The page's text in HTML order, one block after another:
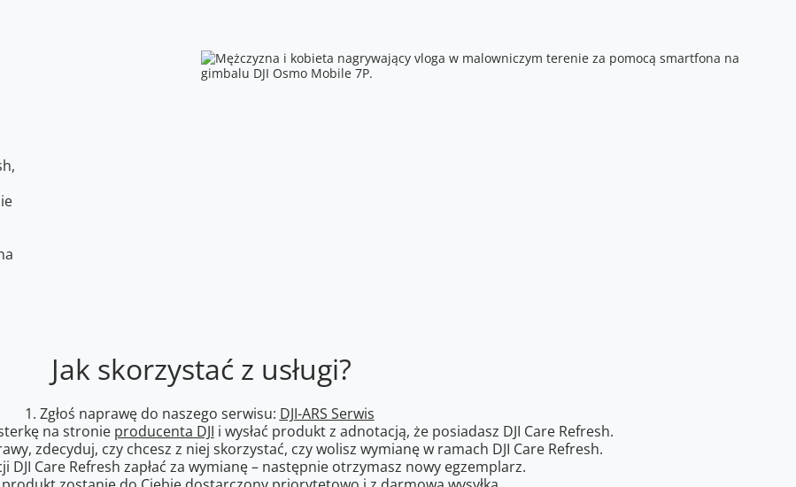
Jak skorzystać z usługi?
1. Zgłoś naprawę do naszego serwisu: DJI-ARS Serwis
na stronie producenta DJI i wysłać produkt z adnotacją, że posiadasz DJI Care Refresh.
zdecyduj, czy chcesz z niej skorzystać, czy wolisz wymianę w ramach DJI Care Refresh.
DJI Care Refresh zapłać za wymianę – następnie otrzymasz nowy egzemplarz.